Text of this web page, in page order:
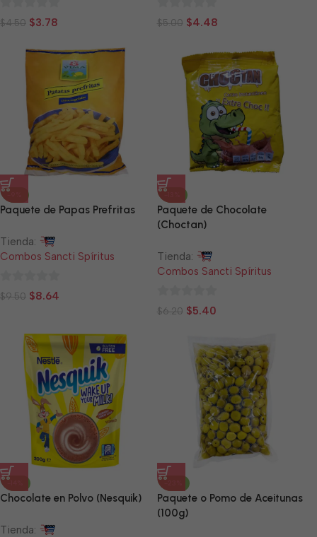
0
$4.50 $3.78
0
$5.00 $4.48
-9%
Paquete de Papas Prefritas
Tienda:
Combos Sancti Spíritus
0
$9.50 $8.64
-13%
Paquete de Chocolate
(Choctan)
Tienda:
Combos Sancti Spíritus
0
$6.20 $5.40
-14%
Chocolate en Polvo (Nesquik)
Tienda:
-23%
Paquete o Pomo de Aceitunas
(100g)